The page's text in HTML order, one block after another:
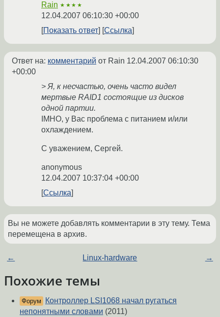
Rain ★★★★
12.04.2007 06:10:30 +00:00
Показать ответ
Ссылка
Ответ на: комментарий от Rain 12.04.2007 06:10:30
+00:00
> Я, к несчастью, очень часто видел
мертвые RAID1 состоящие из дисков
одной партии.
IMHO, у Вас проблема с питанием и/или
охлаждением.
С уважением, Сергей.
anonymous
12.04.2007 10:37:04 +00:00
Ссылка
Вы не можете добавлять комментарии в эту тему. Тема
перемещена в архив.
← Linux-hardware →
Похожие темы
Форум
Контроллер LSI1068 начал ругаться
непонятными словами (2011)